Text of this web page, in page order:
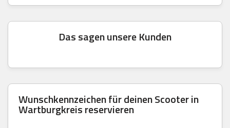
Das sagen unsere Kunden
Wunschkennzeichen für deinen Scooter in
Wartburgkreis reservieren